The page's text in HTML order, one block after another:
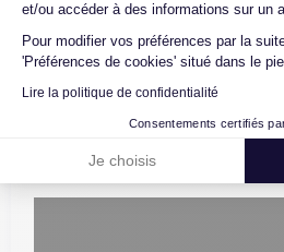
et/ou accéder à des informations sur un
Pour modifier vos préférences par la
'Préférences de cookies' situé dans le
Lire la politique de confidentialité
Consentements certifiés
Je choisis
téléphone en toute confiance,
accompagné d’une garantie de 30
vente en contact continu avec nos
Parcours d'un